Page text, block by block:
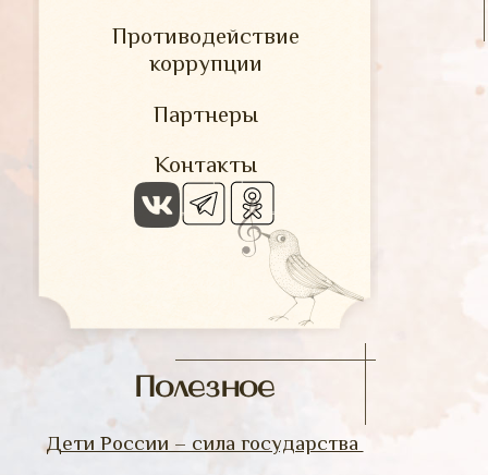
Противодействие
коррупции
Партнеры
Контакты
Полезное
Дети России – сила государства